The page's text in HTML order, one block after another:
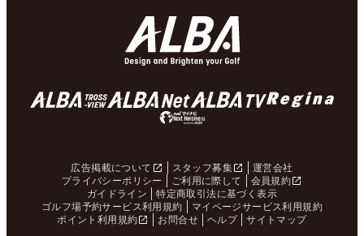
広告掲載について スタッフ募集
運営会社
プライバシーポリシー
ご利用に際して
会員規約
ガイドライン
特定商取引法に基づく表示
ゴルフ場予約サービス利用規約
マイページサービス利用規約
ポイント利用規約
お問合せ ヘルプ サイトマップ